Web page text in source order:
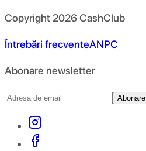
Copyright 2026CashClub
Întrebări frecventeANPC
Abonare newsletter
Abonare